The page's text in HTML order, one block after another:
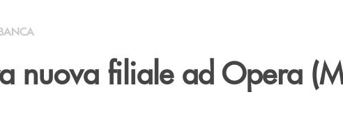
nuova filiale ad Opera